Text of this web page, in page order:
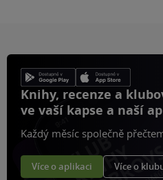
Knihy, recenze a
ve vaší kapse a naší
Každý měsíc společně
Více o aplikaci Více o